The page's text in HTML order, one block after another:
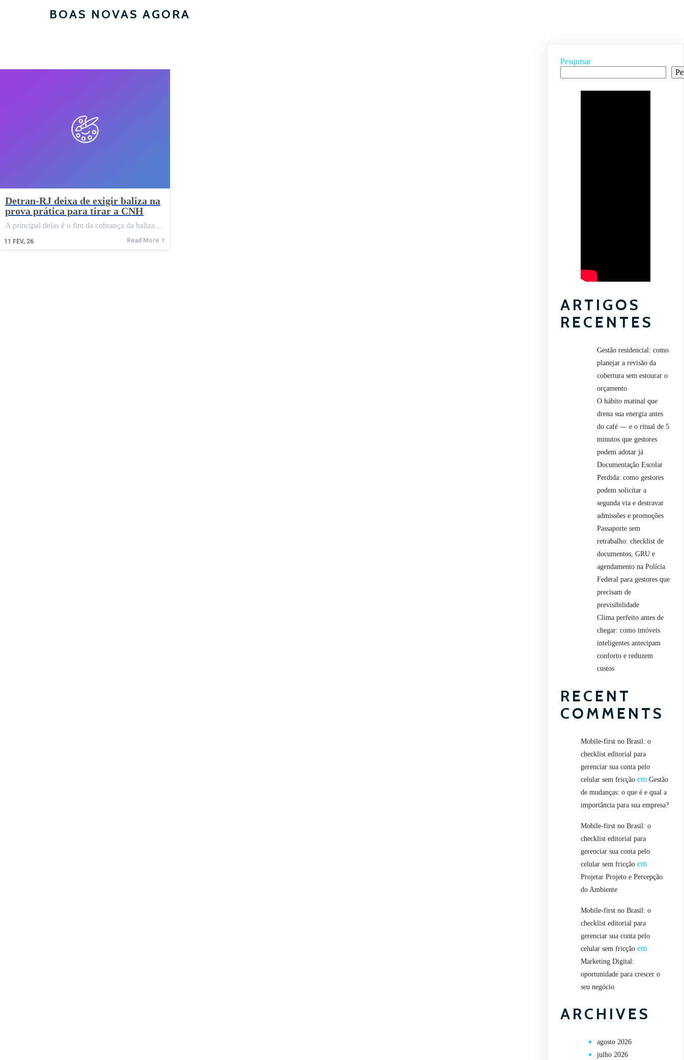
BOAS NOVAS AGORA
Detran-RJ deixa de exigir baliza na
prova prática para tirar a CNH
11 FEV, 26
A principal delas é o fim da cobrança da baliza…
Read More
Pesquisar
ARTIGOS
RECENTES
Gestão residencial: como
planejar a revisão da
cobertura sem estourar o
orçamento
O hábito matinal que
drena sua energia antes
do café — e o ritual de 5
minutos que gestores
podem adotar já
Documentação Escolar
Perdida: como gestores
podem solicitar a
segunda via e destravar
admissões e promoções
Passaporte sem
retrabalho: checklist de
documentos, GRU e
agendamento na Polícia
Federal para gestores que
precisam de
previsibilidade
Clima perfeito antes de
chegar: como imóveis
inteligentes antecipam
conforto e reduzem
custos
RECENT
COMMENTS
Mobile-first no Brasil: o
checklist editorial para
gerenciar sua conta pelo
celular sem fricção emGestão
de mudanças: o que é e qual a
importância para sua empresa?
Mobile-first no Brasil: o
checklist editorial para
gerenciar sua conta pelo
celular sem fricção em
Projetar Projeto e Percepção
do Ambiente
Mobile-first no Brasil: o
checklist editorial para
gerenciar sua conta pelo
celular sem fricção em
Marketing Digital:
oportunidade para crescer o
seu negócio
ARCHIVES
agosto 2026
julho 2026